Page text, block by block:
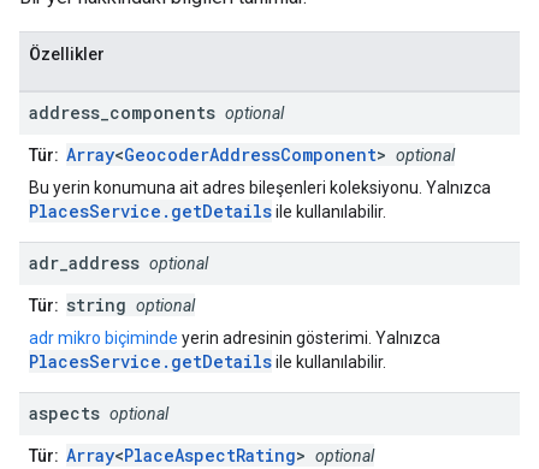
Özellikler
address components optional
Tür: Array<GeocoderAddressComponent> optional
Bu yerin konumuna ait adres bileşenleri koleksiyonu. Yalnızca
PlacesService.getDetailsile kullanılabilir.
adr address optional
Tür: string optional
adr mikro biçiminde yerin adresinin gösterimi. Yalnızca
PlacesService.getDetailsile kullanılabilir.
aspects optional
Tür: Array<PlaceAspectRating> optional